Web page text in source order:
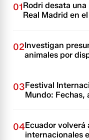
01Rodri desata
Real Madrid en
02Investigan
animales por
03Festival
Mundo:
04Ecuador volverá
internacionales